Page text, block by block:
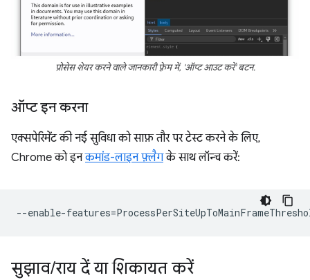
प्रोसेस शेयर करने वाले जानकारी फ़्रेम में, 'ऑप्ट आउट करें' बटन.
ऑप्ट इन करना
एक्सपेरिमेंट की नई सुविधा को साफ़ तौर पर टेस्ट करने के लिए,
Chrome को इनकमांड-लाइन फ़्लैगके साथ लॉन्च करें:
--enable-features=
सुझाव/राय दें या शिकायत करें